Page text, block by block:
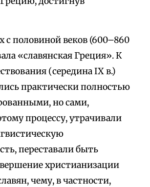
с половиной веков (600–860
«славянская Греция». К
(середина IX в.)
практически полностью
но сами,
процессу, утрачивали
переставали быть
христианизации
чему, в частности,